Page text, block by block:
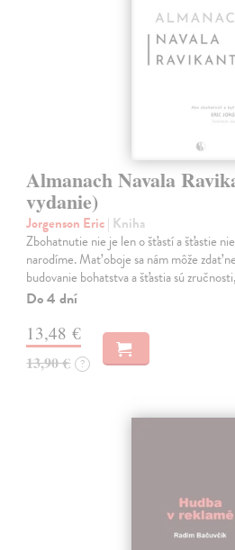
Almanach Navala
vydanie)
Jorgenson Eric| Kniha
Zbohatnutie nie je len o šťastí a šťastie
narodíme. Mať oboje sa nám môže zdať
budovanie bohatstva a šťastia sú
Do 4 dní
13,48 €
13,90 € ?